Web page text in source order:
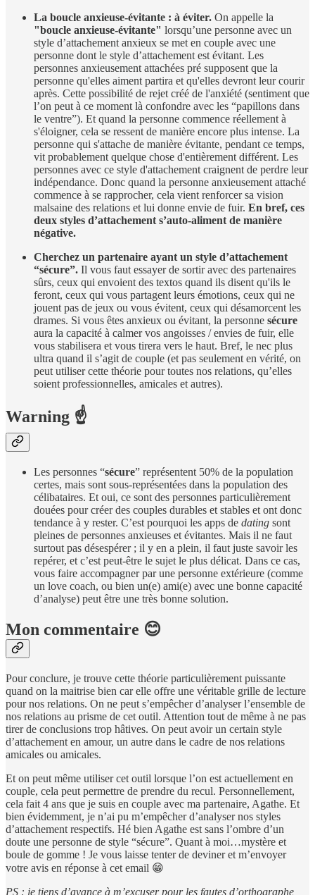
La boucle anxieuse-évitante : à éviter. On appelle la
"boucle anxieuse-évitante" lorsqu’une personne avec un
style d’attachement anxieux se met en couple avec une
personne dont le style d’attachement est évitant. Les
personnes anxieusement attachées pré supposent que la
personne qu'elles aiment partira et qu'elles devront leur courir
après. Cette possibilité de rejet créé de l'anxiété (sentiment que
l’on peut à ce moment là confondre avec les “papillons dans
le ventre”). Et quand la personne commence réellement à
s'éloigner, cela se ressent de manière encore plus intense. La
personne qui s'attache de manière évitante, pendant ce temps,
vit probablement quelque chose d'entièrement différent. Les
personnes avec ce style d'attachement craignent de perdre leur
indépendance. Donc quand la personne anxieusement attaché
commence à se rapprocher, cela vient renforcer sa vision
malsaine des relations et lui donne envie de fuir. En bref, ces
deux styles d’attachement s’auto-aliment de manière
négative.
Cherchez un partenaire ayant un style d’attachement
“sécure”. Il vous faut essayer de sortir avec des partenaires
sûrs, ceux qui envoient des textos quand ils disent qu'ils le
feront, ceux qui vous partagent leurs émotions, ceux qui ne
jouent pas de jeux ou vous évitent, ceux qui désamorcent les
drames. Si vous êtes anxieux ou évitant, la personne sécure
aura la capacité à calmer vos angoisses / envies de fuir, elle
vous stabilisera et vous tirera vers le haut. Bref, le nec plus
ultra quand il s’agit de couple (et pas seulement en vérité, on
peut utiliser cette théorie pour toutes nos relations, qu’elles
soient professionnelles, amicales et autres).
Warning ☝️
Les personnes “sécure” représentent 50% de la population
certes, mais sont sous-représentées dans la population des
célibataires. Et oui, ce sont des personnes particulièrement
douées pour créer des couples durables et stables et ont donc
tendance à y rester. C’est pourquoi les apps de dating sont
pleines de personnes anxieuses et évitantes. Mais il ne faut
surtout pas désespérer ; il y en a plein, il faut juste savoir les
repérer, et c’est peut-être le sujet le plus délicat. Dans ce cas,
vous faire accompagner par une personne extérieure (comme
un love coach, ou bien un(e) ami(e) avec une bonne capacité
d’analyse) peut être une très bonne solution.
Mon commentaire 😊
Pour conclure, je trouve cette théorie particulièrement puissante
quand on la maitrise bien car elle offre une véritable grille de lecture
pour nos relations. On ne peut s’empêcher d’analyser l’ensemble de
nos relations au prisme de cet outil. Attention tout de même à ne pas
tirer de conclusions trop hâtives. On peut avoir un certain style
d’attachement en amour, un autre dans le cadre de nos relations
amicales ou amicales.
Et on peut même utiliser cet outil lorsque l’on est actuellement en
couple, cela peut permettre de prendre du recul. Personnellement,
cela fait 4 ans que je suis en couple avec ma partenaire, Agathe. Et
bien évidemment, je n’ai pu m’empêcher d’analyser nos styles
d’attachement respectifs. Hé bien Agathe est sans l’ombre d’un
doute une personne de style “sécure”. Quant à moi…mystère et
boule de gomme ! Je vous laisse tenter de deviner et m’envoyer
votre avis en réponse à cet email 😁
PS : je tiens d’avance à m’excuser pour les fautes d’orthographe